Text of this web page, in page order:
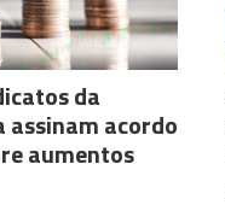
da
assinam acordo
aumentos